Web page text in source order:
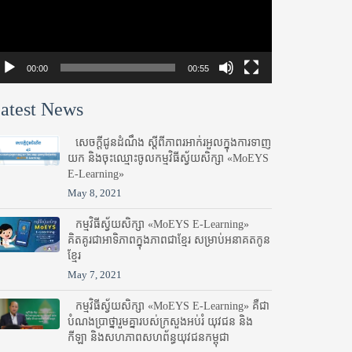
00:00 00:55
News
សេចក្តីជូនដំណឹង ស្តី​ពីភាព​រអាក់រអួល​ក្នុងការ​ទាញ​
យក និង​ចុះ​ឈ្មោះ​ចូល​កម្មវិធី​ស្វ័យសិក្សា «MoEYS
E-Learning»
May 8, 2021
កម្មវិធីស្វ័យសិក្សា «MoEYS E-Learning»
គិតគូរជាអាទិភាពក្នុងភាពជាខ្មែរ សម្រាប់អនាគតកូន
ខ្មែរ
May 7, 2021
កម្មវិធីស្វ័យសិក្សា «MoEYS E-Learning» គឺជា
បំណងប្រាថ្នារួមគ្នារបស់ក្រសួងអប់រំ​ យុវជន និង
កីឡា និងសហភាពសហព័ន្ធយុវជនកម្ពុជា